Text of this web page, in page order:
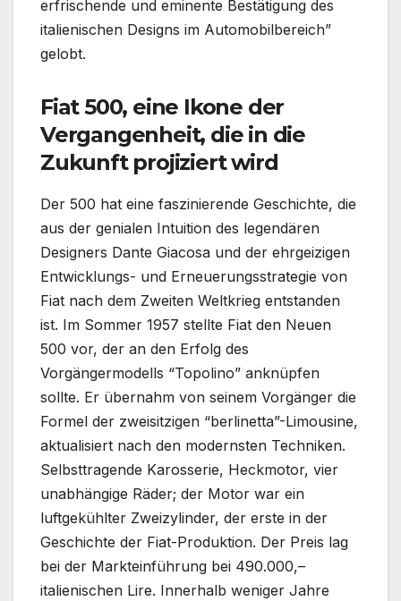
erfrischende und eminente Bestätigung des
italienischen Designs im Automobilbereich”
gelobt.
Fiat 500, eine Ikone der
Vergangenheit, die in die
Zukunft projiziert wird
Der 500 hat eine faszinierende Geschichte, die
aus der genialen Intuition des legendären
Designers Dante Giacosa und der ehrgeizigen
Entwicklungs- und Erneuerungsstrategie von
Fiat nach dem Zweiten Weltkrieg entstanden
ist. Im Sommer 1957 stellte Fiat den Neuen
500 vor, der an den Erfolg des
Vorgängermodells “Topolino” anknüpfen
sollte. Er übernahm von seinem Vorgänger die
Formel der zweisitzigen “berlinetta”-Limousine,
aktualisiert nach den modernsten Techniken.
Selbsttragende Karosserie, Heckmotor, vier
unabhängige Räder; der Motor war ein
luftgekühlter Zweizylinder, der erste in der
Geschichte der Fiat-Produktion. Der Preis lag
bei der Markteinführung bei 490.000,–
italienischen Lire. Innerhalb weniger Jahre